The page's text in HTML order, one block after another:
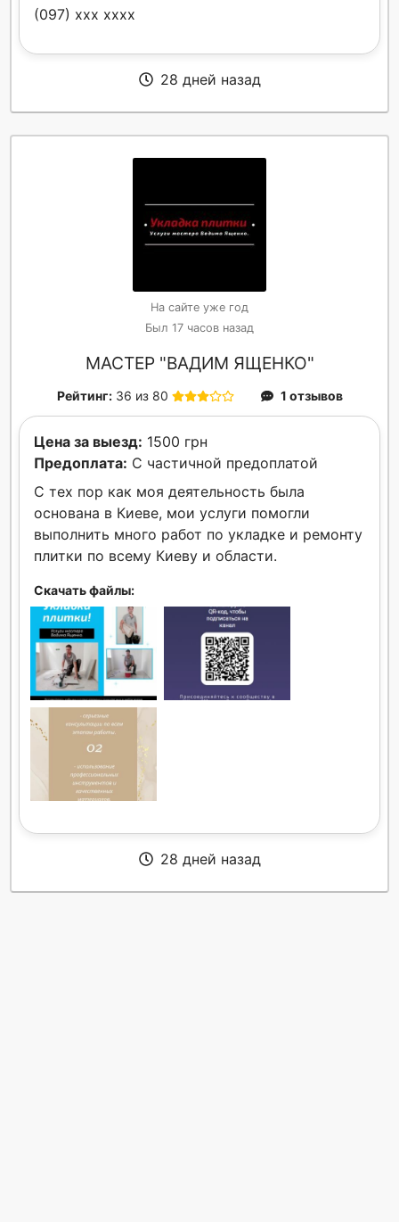
(097) xxx xxxx
28 дней назад
На сайте уже год
Был 17 часов назад
МАСТЕР "ВАДИМ ЯЩЕНКО"
Рейтинг: 36 из 80 1 отзывов
Цена за выезд: 1500 грн
Предоплата: С частичной предоплатой
С тех пор как моя деятельность была
основана в Киеве, мои услуги помогли
выполнить много работ по укладке и ремонту
плитки по всему Киеву и области.
Скачать файлы:
28 дней назад